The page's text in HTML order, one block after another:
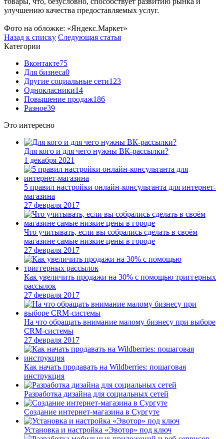
улучшению качества предоставляемых услуг.
Фото на обложке: «Яндекс.Маркет»
Назад к списку Следующая статья
Категории
Вконтакте75
Для бизнеса0
Другие социальные сети123
Однокласники14
Повышение продаж186
Разное39
Это интересно
Для кого и для чего нужны ВК-рассылки?
1 декабря 2021
5 правил настройки онлайн-консультанта для интернет-
магазина
27 февраля 2017
Что учитывать, если вы собрались сделать в своём
магазине самые низкие цены в городе
27 февраля 2017
Как увеличить продажи на 30% с помощью триггерных
рассылок
27 февраля 2017
На что обращать внимание малому бизнесу при выборе
CRM-системы
27 февраля 2017
Как начать продавать на Wildberries: пошаговая
инструкция
Разработка дизайна для социальных сетей
Создание интернет-магазина в Сургуте
Установка и настройка «Эвотор» под ключ